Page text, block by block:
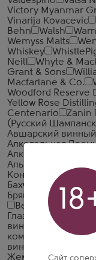
Victory Myanmar
Vinarija Kovacevic
Behn
Walsh
Wemyss Malts
Whiskey
Neill
Whyte &
Grant & Sons
Macfarlane & Co.
Woodford Reserve
Yellow Rose
Centenario
Zanin
(Русский
Авшарский
Алкогольная
Алкогольная
Альянс-1892
Коньячный Завод
Бахчисарай ВКЗ
БрянскСпиртПром
Вереск
Викалк
Глазовский ЛВЗ
винно-коньячный
комбинат
Дионис
винный завод
ЖемчужинаСайт